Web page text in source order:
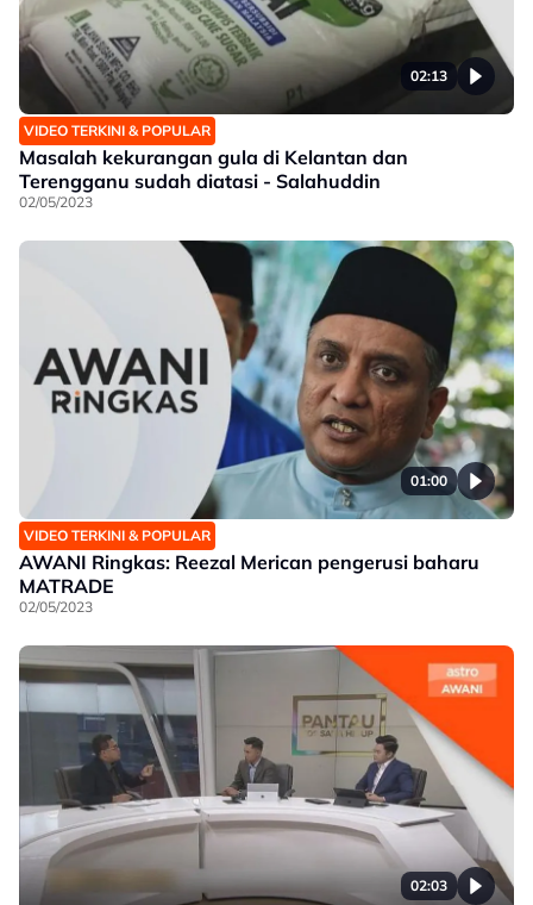
02:13
VIDEO TERKINI & POPULAR
Masalah kekurangan gula di Kelantan dan
Terengganu sudah diatasi - Salahuddin
02/05/2023
01:00
VIDEO TERKINI & POPULAR
AWANI Ringkas: Reezal Merican pengerusi baharu
MATRADE
02/05/2023
02:03